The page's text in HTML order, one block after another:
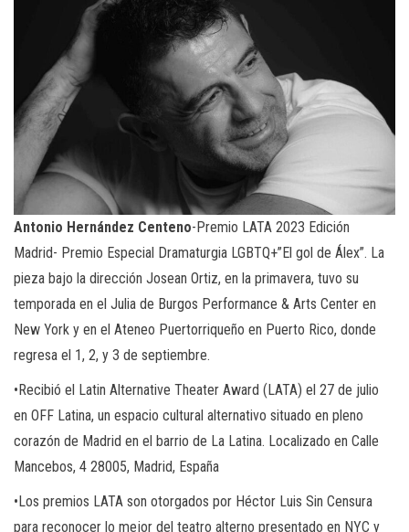
Antonio Hernández Centeno-Premio LATA 2023 Edición
Madrid- Premio Especial Dramaturgia LGBTQ+”El gol de Álex”. La
pieza bajo la dirección Josean Ortiz, en la primavera, tuvo su
temporada en el Julia de Burgos Performance & Arts Center en
New York y en el Ateneo Puertorriqueño en Puerto Rico, donde
regresa el 1, 2, y 3 de septiembre.
•Recibió el Latin Alternative Theater Award (LATA) el 27 de julio
en OFF Latina, un espacio cultural alternativo situado en pleno
corazón de Madrid en el barrio de La Latina. Localizado en Calle
Mancebos, 4 28005, Madrid, España
•Los premios LATA son otorgados por Héctor Luis Sin Censura
para reconocer lo mejor del teatro alterno presentado en NYC y